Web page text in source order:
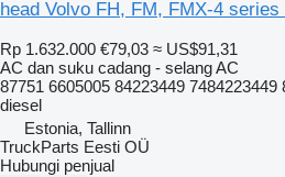
head Volvo FH, FM, FMX-4 series
Rp 1.632.000 €79,03 ≈ US$91,31
AC dan suku cadang - selang AC
87751 6605005 84223449 7484223449
diesel
Estonia, Tallinn
TruckParts Eesti OÜ
Hubungi penjual